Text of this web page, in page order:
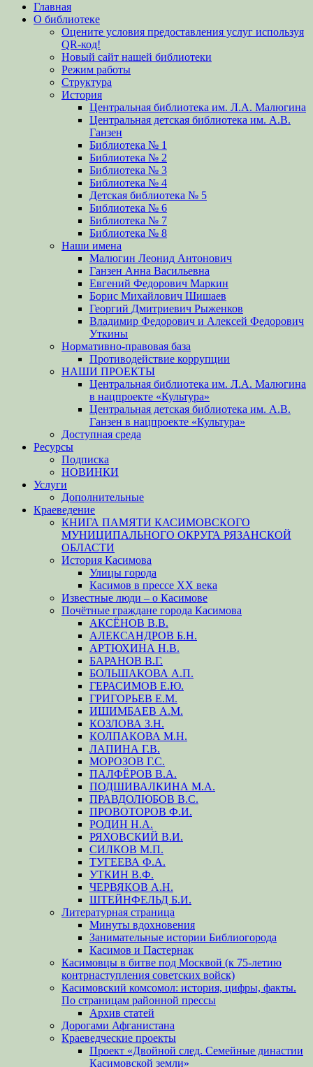
вверх
Главная
О библиотеке
Оцените условия предоставления услуг используя
QR-код!
Новый сайт нашей библиотеки
Режим работы
Структура
История
Центральная библиотека им. Л.А. Малюгина
Центральная детская библиотека им. А.В.
Ганзен
Библиотека № 1
Библиотека № 2
Библиотека № 3
Библиотека № 4
Детская библиотека № 5
Библиотека № 6
Библиотека № 7
Библиотека № 8
Наши имена
Малюгин Леонид Антонович
Ганзен Анна Васильевна
Евгений Федорович Маркин
Борис Михайлович Шишаев
Георгий Дмитриевич Рыженков
Владимир Федорович и Алексей Федорович
Уткины
Нормативно-правовая база
Противодействие коррупции
НАШИ ПРОЕКТЫ
Центральная библиотека им. Л.А. Малюгина
в нацпроекте «Культура»
Центральная детская библиотека им. А.В.
Ганзен в нацпроекте «Культура»
Доступная среда
Ресурсы
Подписка
НОВИНКИ
Услуги
Дополнительные
Краеведение
КНИГА ПАМЯТИ КАСИМОВСКОГО
МУНИЦИПАЛЬНОГО ОКРУГА РЯЗАНСКОЙ
ОБЛАСТИ
История Касимова
Улицы города
Касимов в прессе XX века
Известные люди – о Касимове
Почётные граждане города Касимова
АКСЁНОВ В.В.
АЛЕКСАНДРОВ Б.Н.
АРТЮХИНА Н.В.
БАРАНОВ В.Г.
БОЛЬШАКОВА А.П.
ГЕРАСИМОВ Е.Ю.
ГРИГОРЬЕВ Е.М.
ИШИМБАЕВ А.М.
КОЗЛОВА З.Н.
КОЛПАКОВА М.Н.
ЛАПИНА Г.В.
МОРОЗОВ Г.С.
ПАЛФЁРОВ В.А.
ПОДШИВАЛКИНА М.А.
ПРАВДОЛЮБОВ В.С.
ПРОВОТОРОВ Ф.И.
РОДИН Н.А.
РЯХОВСКИЙ В.И.
СИЛКОВ М.П.
ТУГЕЕВА Ф.А.
УТКИН В.Ф.
ЧЕРВЯКОВ А.Н.
ШТЕЙНФЕЛЬД Б.И.
Литературная страница
Минуты вдохновения
Занимательные истории Библиогорода
Касимов и Пастернак
Касимовцы в битве под Москвой (к 75-летию
контрнаступления советских войск)
Касимовский комсомол: история, цифры, факты.
По страницам районной прессы
Архив статей
Дорогами Афганистана
Краеведческие проекты
Проект «Двойной след. Семейные династии
Касимовской земли»